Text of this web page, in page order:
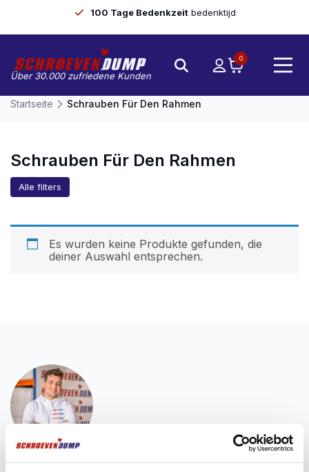
100 Tage Bedenkzeitbedenktijd
Über 30.000 zufriedene Kunden
0
Startseite Schrauben Für Den Rahmen
Schrauben Für Den Rahmen
Alle filters
Es wurden keine Produkte gefunden, die
deiner Auswahl entsprechen.